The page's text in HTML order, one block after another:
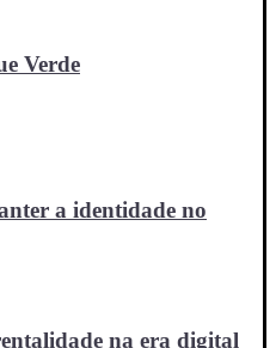
Verde
a identidade no
na era digital